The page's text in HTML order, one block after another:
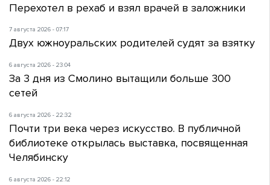
Перехотел в рехаб и взял врачей в заложники
7 августа 2026 - 07:17
Двух южноуральских родителей судят за взятку
6 августа 2026 - 23:04
За 3 дня из Смолино вытащили больше 300
сетей
6 августа 2026 - 22:32
Почти три века через искусство. В публичной
библиотеке открылась выставка, посвященная
Челябинску
6 августа 2026 - 22:12